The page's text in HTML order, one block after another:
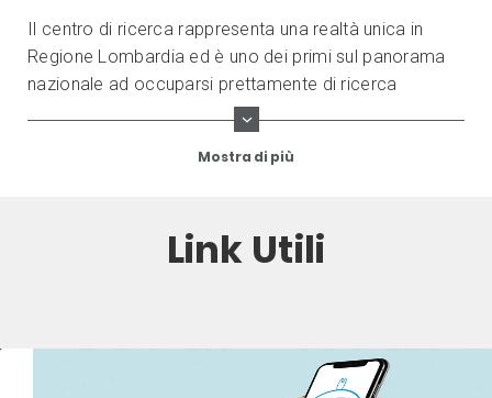
Il centro di ricerca rappresenta una realtà unica in
Regione Lombardia ed è uno dei primi sul panorama
nazionale ad occuparsi prettamente di ricerca
infermieristica all'interno di un Ateneo.
Mostra di più
Link Utili